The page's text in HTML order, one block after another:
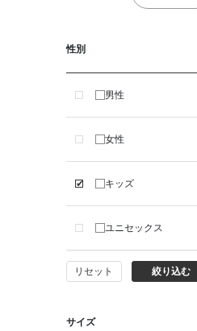
性別
男性
女性
キッズ
ユニセックス
リセット 絞り込む
サイズ